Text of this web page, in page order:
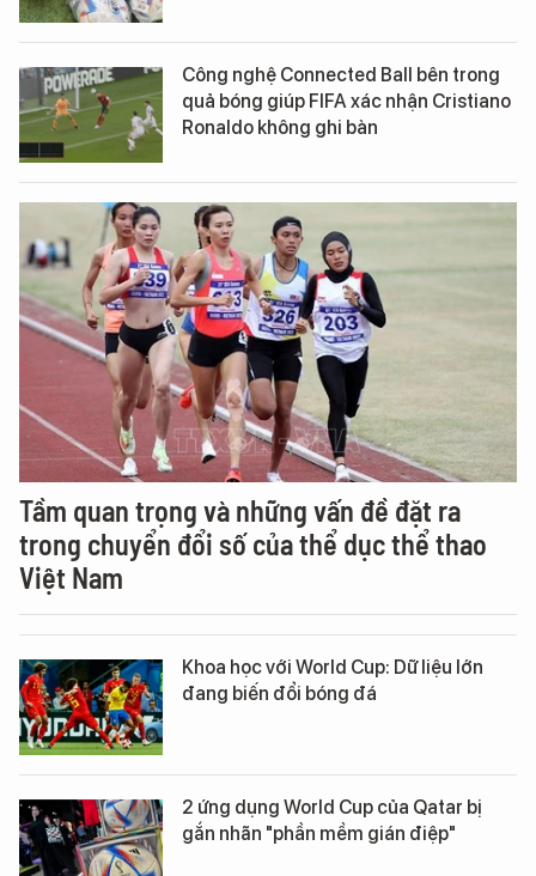
Công nghệ Connected Ball bên trong
quả bóng giúp FIFA xác nhận Cristiano
Ronaldo không ghi bàn
Tầm quan trọng và những vấn đề đặt ra
trong chuyển đổi số của thể dục thể thao
Việt Nam
Khoa học với World Cup: Dữ liệu lớn
đang biến đổi bóng đá
2 ứng dụng World Cup của Qatar bị
gắn nhãn "phần mềm gián điệp"